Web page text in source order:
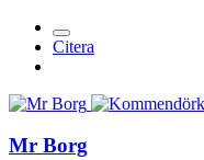
Citera
Mr Borg